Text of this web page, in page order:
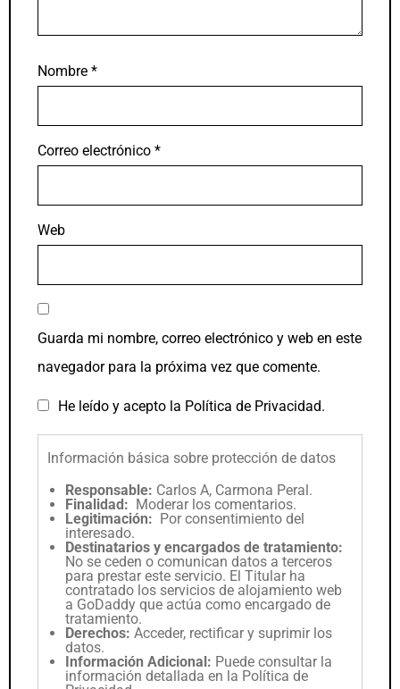
Nombre *
Correo electrónico *
Web
Guarda mi nombre, correo electrónico y web en este
navegador para la próxima vez que comente.
He leído y acepto la Política de Privacidad.
Información básica sobre protección de datos
Responsable: Carlos A, Carmona Peral.
Finalidad: Moderar los comentarios.
Legitimación: Por consentimiento del
interesado.
Destinatarios y encargados de tratamiento:
No se ceden o comunican datos a terceros
para prestar este servicio. El Titular ha
contratado los servicios de alojamiento web
a GoDaddy que actúa como encargado de
tratamiento.
Derechos: Acceder, rectificar y suprimir los
datos.
Información Adicional: Puede consultar la
información detallada en la Política de